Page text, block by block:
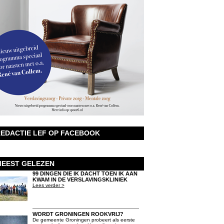
LEF OP FACEBOOK
GELEZEN
99 DINGEN DIE IK DACHT TOEN IK AAN
KWAM IN DE VERSLAVINGSKLINIEK
Lees verder >
WORDT GRONINGEN ROOKVRIJ?
De gemeente Groningen probeert als eerste